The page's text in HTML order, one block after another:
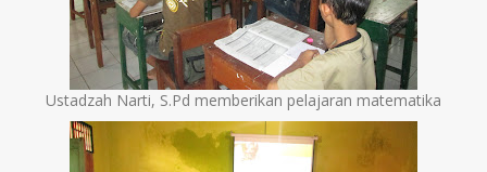
Ustadzah Narti, S.Pd memberikan pelajaran matematika